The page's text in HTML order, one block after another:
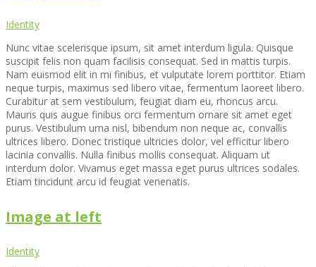
Identity
Nunc vitae scelerisque ipsum, sit amet interdum ligula. Quisque
suscipit felis non quam facilisis consequat. Sed in mattis turpis.
Nam euismod elit in mi finibus, et vulputate lorem porttitor. Etiam
neque turpis, maximus sed libero vitae, fermentum laoreet libero.
Curabitur at sem vestibulum, feugiat diam eu, rhoncus arcu.
Mauris quis augue finibus orci fermentum ornare sit amet eget
purus. Vestibulum urna nisl, bibendum non neque ac, convallis
ultrices libero. Donec tristique ultricies dolor, vel efficitur libero
lacinia convallis. Nulla finibus mollis consequat. Aliquam ut
interdum dolor. Vivamus eget massa eget purus ultrices sodales.
Etiam tincidunt arcu id feugiat venenatis.
Image at left
Identity